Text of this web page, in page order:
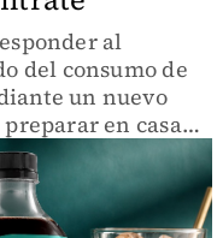
al
del consumo de
un nuevo
en casa
de manera fácil,